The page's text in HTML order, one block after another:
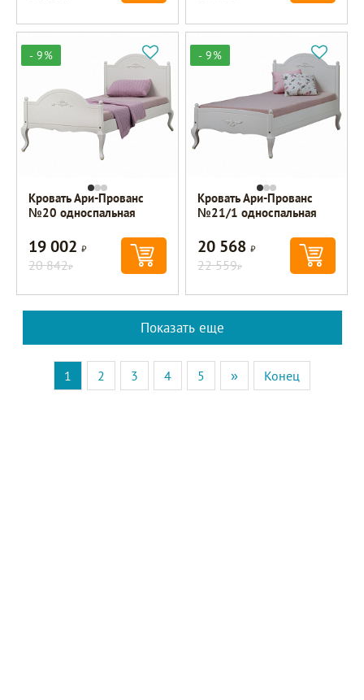
- 9%
Кровать Ари-Прованс
№20 односпальная
19 002Р
20 842Р
- 9%
Кровать Ари-Прованс
№21/1 односпальная
20 568Р
22 559Р
Показать еще
1 2 3 4 5 » Конец